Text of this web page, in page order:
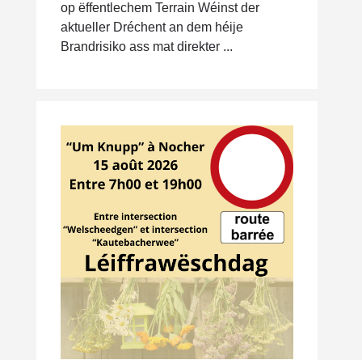
op ëffentlechem Terrain Wéinst der
aktueller Dréchent an dem héije
Brandrisiko ass mat direkter ...